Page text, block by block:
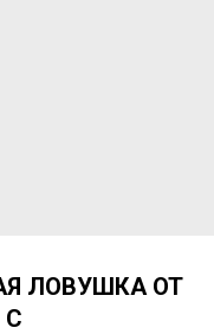
ЛОВУШКА ОТ
С